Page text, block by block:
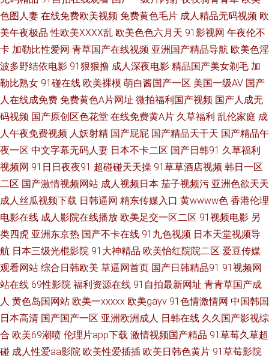
麻豆传媒 日韩中文在线观看 亚洲另类校园 91做爱视频 黑人另类AV 欧美性爱
快播 日韩男女艹 午夜激情福利AV 东京热15p 免费成人A片色图 微拍福利11
91熟女热 超碰人人草108 护士AV采精AV 麻豆小视频 三级片网卡 91国产精
品 操碰porn 狠狠撸日日操 老司机激情影院 人人操夜夜爽 天天操B视频 成人
九草视频 黄色三级片视频 麻豆毛片网站 欧美另类视频 日韩另类欧美 香蕉网
大香蕉55 国产一页 老司机精品导航 三级网址在线播放 亚洲性爱另类 91性生
活剧场 成人电影国产MV 久久大香一本AV 欧美一本道 日韩亚欧特 性网站在
线观看视 在线色图 国产合集 久久丁香香蕉 欧美成人色 日本鲁丝亚洲 天美免
费mv 99精品自拍 国产精品人人操 欧美日韩第二站 青青草在线网 午夜剧院
91停停色网 激情网站 日本中文字幕MV 尤物激情在线 日韩精品欧美自拍 超
碰人兽世界 精品传媒 欧美成人福利精品 日韩无码影视城 91网站直接看 岛国
色图人妻 在线免费欧美视频 免费黄色毛片 成人精品无码视频 欧
美午夜极品 性欧美ⅩⅩⅩⅩ乱 欧美色色六月天 91影视网 午夜伦不
卡 加勒比性爱网 青草国产在线视频 亚洲国产精品导航 欧美色淫
波多野结依电影 91狠狠撸 成人深夜电影 精品国产美女剃毛 加
勒比熟女 91碰在线 欧美裸模 萌白酱国产一区 美国一级AV 国产
人在线成免费 免费黄色A片网址 微拍福利国产视频 国产人成无
码视频 国产原创区色花堂 在线免费黄A片 久草福利 乱伦家庭 成
人午夜免费视频 人妖射精 国产屁屁 国产精品天干天 国产精品午
夜一区 中文字幕无码人妻 日本不卡二区 国产日韩91 久草福利
视频网 91日日夜夜91 超碰碰天天操 91草草酒店视频 韩日一区
二区 国产激情视频网站 成人视频日本 茄子视频污 亚洲色欲天天
成人丝瓜视频下载 日韩逼网 精东传媒入口 黄wwww色 香港伦理
电影在线 成人影院在线播放 欧美足交一区二区 91视频电影 另
类四虎 亚洲东京热 国产不卡在线 91九色视频 日本天堂视频导
航 日本三级光棍影院 91大神精品 欧美怡红院院二区 爱豆传媒
观看网站 综合日韩欧美 草逼网首页 国产日韩精品91 91视频网
站在线 69性影院 福利资源在线 91自拍最新网址 青青草国产成
人 黄色岛国网站 欧美一xxxxx 欧美gayv 91色情激情网 中国韩国
日本高清 国产国产一区 亚洲欧洲成人 日韩在线 久久国产影视综
合 欧美69潮喷 伦理片app下载 激情视频国产精品 91草莓久草超
碰 成人性爱aa影院 欧美性爱插插 欧美日韩色黄片 91草莓影院